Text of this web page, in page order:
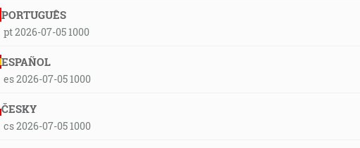
PORTUGUÊS
pt 2026-07-05 1000
ESPAÑOL
es 2026-07-05 1000
ČESKY
cs 2026-07-05 1000